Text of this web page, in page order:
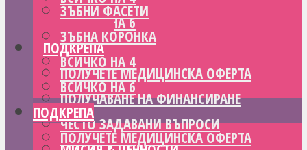
ВСИЧКО НА 6
ПОДКРЕПА
ПОЛУЧЕТЕ МЕДИЦИНСКА ОФЕРТА
ПОЛУЧАВАНЕ НА ФИНАНСИРАНЕ
ЧЕСТО ЗАДАВАНИ ВЪПРОСИ
ЗЪБНИ ФАСЕТИ
ЗЪБНА КОРОНКА
ВСИЧКО НА 4
ВСИЧКО НА 6
ПОДКРЕПА
ПОЛУЧЕТЕ МЕДИЦИНСКА ОФЕРТА